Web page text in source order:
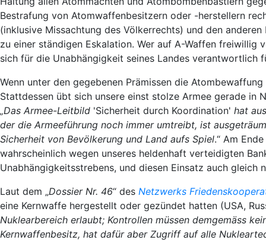
Bestrafung von Atomwaffenbesitzern oder -herstellern
(inklusive Missachtung des Völkerrechts) und den
zu einer ständigen Eskalation. Wer auf A-Waffen freiwillig
sich für die Unabhängigkeit seines Landes verantwortlich
Wenn unter den gegebenen Prämissen die
Stattdessen übt sich unsere einst stolze Armee gerade
„Das Armee-Leitbild 'Sicherheit durch Koordination' hat
der die Armeeführung noch immer umtreibt, ist
Sicherheit von Bevölkerung und Land aufs Spiel.“ Am
wahrscheinlich wegen unseres heldenhaft verteidigten
Unabhängigkeitsstrebens, und diesen Einsatz auch gleich
Laut dem „Dossier Nr. 46“ des Netzwerks
eine Kernwaffe hergestellt oder gezündet hatten (USA,
Nuklearbereich erlaubt; Kontrollen müssen demgemäss
Kernwaffenbesitz, hat dafür aber Zugriff auf alle